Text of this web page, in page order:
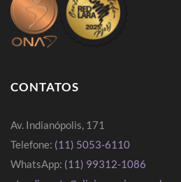
CONTATOS
Av. Indianópolis, 171
Telefone: (11) 5053-6110
WhatsApp: (11) 99312-1086